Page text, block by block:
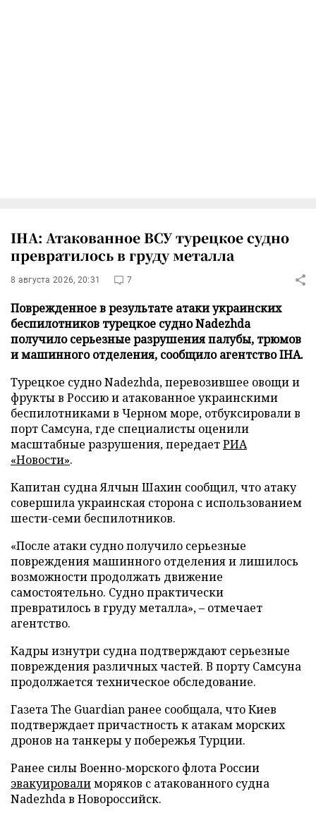
IHA: Атакованное ВСУ турецкое судно
превратилось в груду металла
8 августа 2026, 20:31 7
Поврежденное в результате атаки украинских
беспилотников турецкое судно Nadezhda
получило серьезные разрушения палубы, трюмов
и машинного отделения, сообщило агентство IHA.
Турецкое судно Nadezhda, перевозившее овощи и
фрукты в Россию и атакованное украинскими
беспилотниками в Черном море, отбуксировали в
порт Самсуна, где специалисты оценили
масштабные разрушения, передаетРИА
«Новости».
Капитан судна Ялчын Шахин сообщил, что атаку
совершила украинская сторона с использованием
шести-семи беспилотников.
«После атаки судно получило серьезные
повреждения машинного отделения и лишилось
возможности продолжать движение
самостоятельно. Судно практически
превратилось в груду металла», – отмечает
агентство.
Кадры изнутри судна подтверждают серьезные
повреждения различных частей. В порту Самсуна
продолжается техническое обследование.
Газета The Guardian ранее сообщала, что Киев
подтверждает причастность к атакам морских
дронов на танкеры у побережья Турции.
Ранее силы Военно-морского флота России
эвакуировалиморяков с атакованного судна
Nadezhda в Новороссийск.